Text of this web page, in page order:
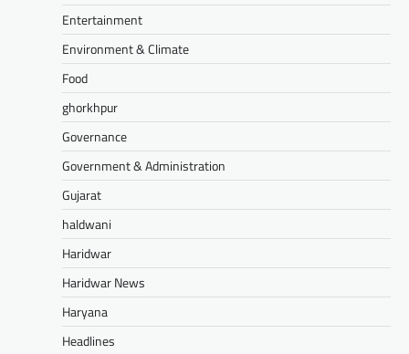
Entertainment
Environment & Climate
Food
ghorkhpur
Governance
Government & Administration
Gujarat
haldwani
Haridwar
Haridwar News
Haryana
Headlines